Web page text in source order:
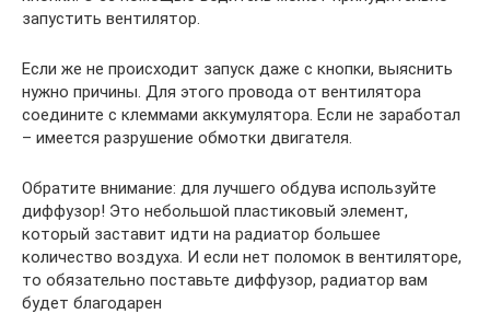
запустить вентилятор.
Если же не происходит запуск даже с кнопки, выяснить
нужно причины. Для этого провода от вентилятора
соедините с клеммами аккумулятора. Если не заработал
– имеется разрушение обмотки двигателя.
Обратите внимание: для лучшего обдува используйте
диффузор! Это небольшой пластиковый элемент,
который заставит идти на радиатор большее
количество воздуха. И если нет поломок в вентиляторе,
то обязательно поставьте диффузор, радиатор вам
будет благодарен